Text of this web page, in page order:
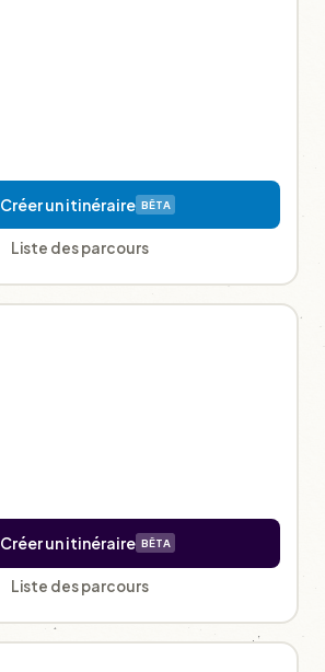
Créer un itinéraire BÊTA
Liste des parcours
Créer un itinéraire BÊTA
Liste des parcours